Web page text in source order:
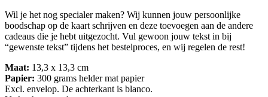
Wil je het nog specialer maken? Wij kunnen jouw persoonlijke
boodschap op de kaart schrijven en deze toevoegen aan de andere
cadeaus die je hebt uitgezocht. Vul gewoon jouw tekst in bij
“gewenste tekst” tijdens het bestelproces, en wij regelen de rest!
Maat: 13,3 x 13,3 cm
Papier: 300 grams helder mat papier
Excl. envelop. De achterkant is blanco.